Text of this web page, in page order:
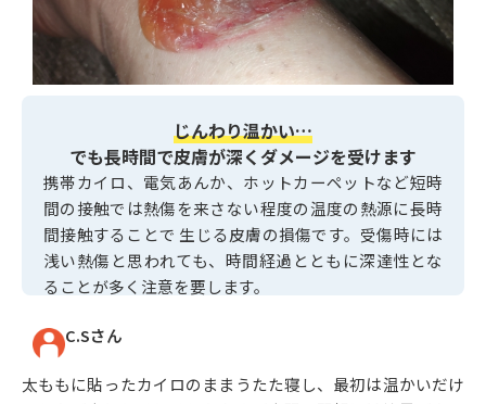
じんわり温かい…
でも長時間で皮膚が深くダメージを受けます
携帯カイロ、電気あんか、ホットカーペットなど短時
間の接触では熱傷を来さない程度の温度の熱源に長時
間接触することで 生じる皮膚の損傷です。受傷時には
浅い熱傷と思われても、時間経過とともに深達性とな
ることが多く注意を要します。
C.Sさん
太ももに貼ったカイロのままうたた寝し、最初は温かいだけ